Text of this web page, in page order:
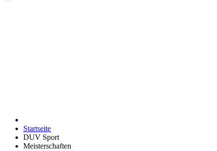
100km-Straßenlauf DM, sondern vier offizielle Deutsche
Meisterschaften auf folgenden Ultramarathondistanzen
durchgeführt: